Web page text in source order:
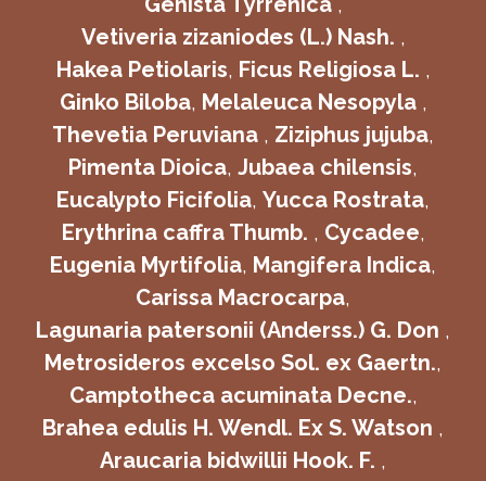
Vetiveria zizaniodes (L.) Nash. ,
Hakea Petiolaris, Ficus Religiosa L. ,
Ginko Biloba, Melaleuca Nesopyla ,
Thevetia Peruviana , Ziziphus jujuba,
Pimenta Dioica, Jubaea chilensis,
Eucalypto Ficifolia, Yucca Rostrata,
Erythrina caffra Thumb. , Cycadee,
Eugenia Myrtifolia, Mangifera Indica,
Carissa Macrocarpa,
Lagunaria patersonii (Anderss.) G. Don ,
Metrosideros excelso Sol. ex Gaertn.,
Camptotheca acuminata Decne.,
Brahea edulis H. Wendl. Ex S. Watson ,
Araucaria bidwillii Hook. F. ,